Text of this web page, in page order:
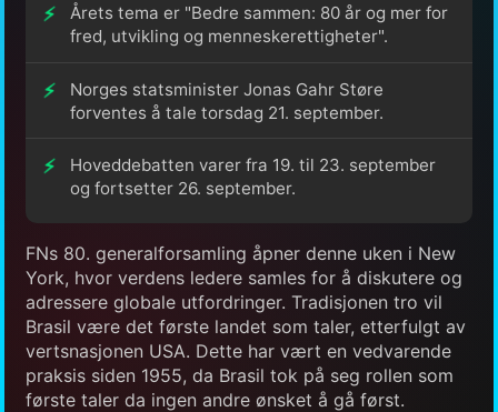
Årets tema er "Bedre sammen: 80 år og mer for
fred, utvikling og menneskerettigheter".
Norges statsminister Jonas Gahr Støre
forventes å tale torsdag 21. september.
Hoveddebatten varer fra 19. til 23. september
og fortsetter 26. september.
FNs 80. generalforsamling åpner denne uken i New
York, hvor verdens ledere samles for å diskutere og
adressere globale utfordringer. Tradisjonen tro vil
Brasil være det første landet som taler, etterfulgt av
vertsnasjonen USA. Dette har vært en vedvarende
praksis siden 1955, da Brasil tok på seg rollen som
første taler da ingen andre ønsket å gå først.